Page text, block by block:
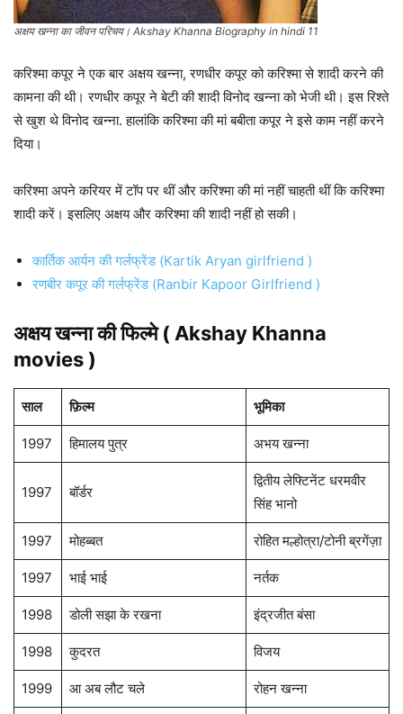
अक्षय खन्ना का जीवन परिचय। Akshay Khanna Biography in hindi 11
करिश्मा कपूर ने एक बार अक्षय खन्ना, रणधीर कपूर को करिश्मा से शादी करने की
कामना की थी। रणधीर कपूर ने बेटी की शादी विनोद खन्ना को भेजी थी। इस रिश्ते
से खुश थे विनोद खन्ना. हालांकि करिश्मा की मां बबीता कपूर ने इसे काम नहीं करने
दिया।
करिश्मा अपने करियर में टॉप पर थीं और करिश्मा की मां नहीं चाहती थीं कि करिश्मा
शादी करें। इसलिए अक्षय और करिश्मा की शादी नहीं हो सकी।
कार्तिक आर्यन की गर्लफ्रेंड (Kartik Aryan girlfriend )
रणबीर कपूर की गर्लफ्रेंड (Ranbir Kapoor Girlfriend )
अक्षय खन्ना की फिल्मे ( Akshay Khanna
movies )
साल फ़िल्म भूमिका
1997 हिमालय पुत्र अभय खन्ना
1997 बॉर्डर
द्वितीय लेफ्टिनेंट धरमवीर
सिंह भानो
1997 मोहब्बत रोहित मल्होत्रा/टोनी ब्रगेंज़ा
1997 भाई भाई नर्तक
1998 डोली सझा के रखना इंद्रजीत बंसा
1998 कुदरत विजय
1999 आ अब लौट चले रोहन खन्ना